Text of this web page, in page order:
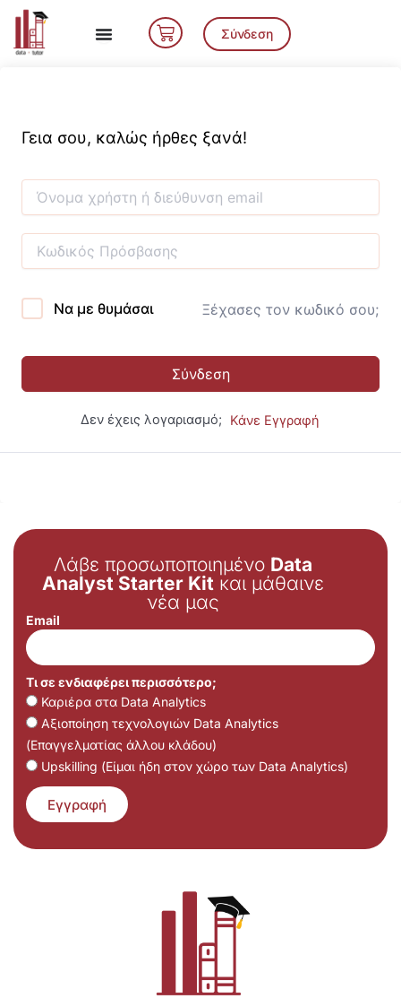
Μετάβαση
περιεχόμενο
Cart Σύνδεση
Γεια σου, καλώς ήρθες ξανά!
Να με θυμάσαι Ξέχασες τον κωδικό σου;
Σύνδεση
Δεν έχεις λογαριασμό; Κάνε Εγγραφή
Λάβε προσωποποιημένο Data
Analyst Starter Kit και μάθαινε
νέα μας
Email
Τι σε ενδιαφέρει περισσότερο;
Καριέρα στα Data Analytics
Αξιοποίηση τεχνολογιών Data Analytics
(Επαγγελματίας άλλου κλάδου)
Upskilling (Είμαι ήδη στον χώρο των Data Analytics)
Εγγραφή